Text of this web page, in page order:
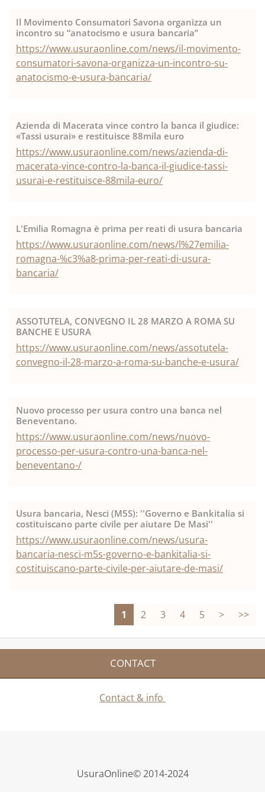
Il Movimento Consumatori Savona organizza un
incontro su “anatocismo e usura bancaria”
https://www.usuraonline.com/news/il-movimento-
consumatori-savona-organizza-un-incontro-su-
anatocismo-e-usura-bancaria/
Azienda di Macerata vince contro la banca il giudice:
«Tassi usurai» e restituisce 88mila euro
https://www.usuraonline.com/news/azienda-di-
macerata-vince-contro-la-banca-il-giudice-tassi-
usurai-e-restituisce-88mila-euro/
L'Emilia Romagna è prima per reati di usura bancaria
https://www.usuraonline.com/news/l%27emilia-
romagna-%c3%a8-prima-per-reati-di-usura-
bancaria/
ASSOTUTELA, CONVEGNO IL 28 MARZO A ROMA SU
BANCHE E USURA
https://www.usuraonline.com/news/assotutela-
convegno-il-28-marzo-a-roma-su-banche-e-usura/
Nuovo processo per usura contro una banca nel
Beneventano.
https://www.usuraonline.com/news/nuovo-
processo-per-usura-contro-una-banca-nel-
beneventano-/
Usura bancaria, Nesci (M5S): ''Governo e Bankitalia si
costituiscano parte civile per aiutare De Masi''
https://www.usuraonline.com/news/usura-
bancaria-nesci-m5s-governo-e-bankitalia-si-
costituiscano-parte-civile-per-aiutare-de-masi/
1 2 3 4 5 > >>
CONTACT
Contact & info
UsuraOnline© 2014-2024